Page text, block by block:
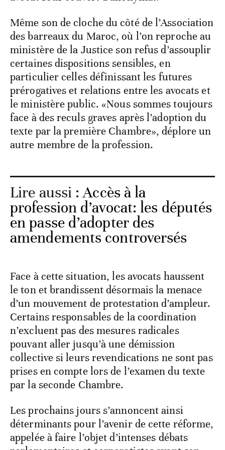
Même son de cloche du côté de l’Association
des barreaux du Maroc, où l’on reproche au
ministère de la Justice son refus d’assouplir
certaines dispositions sensibles, en
particulier celles définissant les futures
prérogatives et relations entre les avocats et
le ministère public. «Nous sommes toujours
face à des reculs graves après l’adoption du
texte par la première Chambre», déplore un
autre membre de la profession.
Lire aussi :Accès à la
profession d’avocat: les députés
en passe d’adopter des
amendements controversés
Face à cette situation, les avocats haussent
le ton et brandissent désormais la menace
d’un mouvement de protestation d’ampleur.
Certains responsables de la coordination
n’excluent pas des mesures radicales
pouvant aller jusqu’à une démission
collective si leurs revendications ne sont pas
prises en compte lors de l’examen du texte
par la seconde Chambre.
Les prochains jours s’annoncent ainsi
déterminants pour l’avenir de cette réforme,
appelée à faire l’objet d’intenses débats